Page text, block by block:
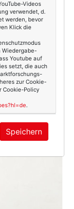
Videos
verwendet, d.
werden, bevor
Klick die
Wiedergabe-
Youtube auf
setzt, die auch
zur Cookie-
Cookie-Policy
.
Speichern